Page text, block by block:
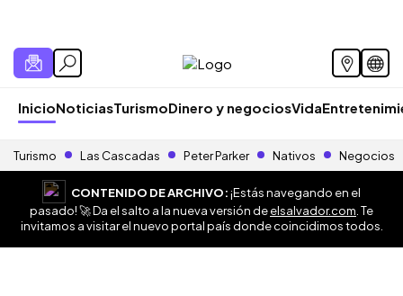
InicioNoticiasTurismoDinero y negociosVida
Turismo Las Cascadas Peter Parker Nativos Negocios
CONTENIDO DE ARCHIVO:¡Estás navegando en el
pasado! 🚀 Da el salto a la nueva versión deelsalvador.com . Te
invitamos a visitar el nuevo portal país donde coincidimos todos.